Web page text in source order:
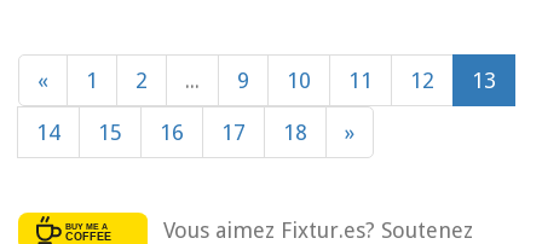
« 1 2 ... 9 10 11 12 13
14 15 16 17 18 »
Vous aimez Fixtur.es? Soutenez